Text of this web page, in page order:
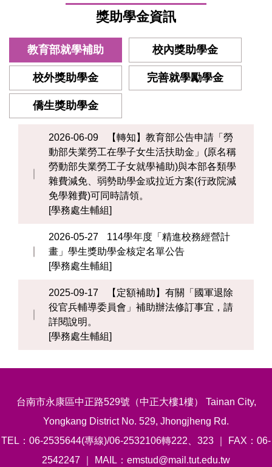
獎助學金資訊
教育部就學補助 校內獎助學金
校外獎助學金 完善就學勵學金
僑生獎助學金
2026-06-09
【轉知】教育部公告申請「勞
動部失業勞工在學子女生活扶助金」(原名稱
勞動部失業勞工子女就學補助)與本部各類學
雜費減免、弱勢助學金或拉近方案(行政院減
免學雜費)可同時請領。
[學務處生輔組]
2026-05-27
114學年度「精進校務經營計
畫」學生獎助學金核定名單公告
[學務處生輔組]
2025-09-17
【定額補助】有關「國軍退除
役官兵輔導委員會」補助辦法修訂事宜，請
詳閱說明。
[學務處生輔組]
台南市永康區中正路529號（中正大樓1樓） Tainan City,
Yongkang District No. 529, Jhongjheng Rd.
TEL：06-2535644(專線)/06-2532106轉222、323 ｜ FAX：06-
2542247 ｜ MAIL：emstud@mail.tut.edu.tw